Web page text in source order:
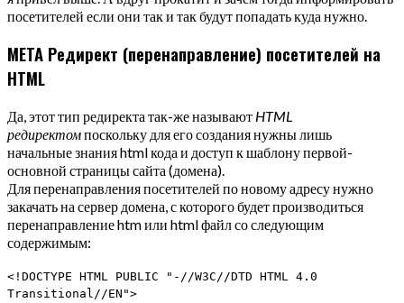
посетителей если они так и так будут попадать куда нужно.
МЕТА Редирект (перенаправление) посетителей на
HTML
Да, этот тип редиректа так-же называют HTML
редиректомпоскольку для его создания нужны лишь
начальные знания html кода и доступ к шаблону первой-
основной страницы сайта (домена).
Для перенаправления посетителей по новому адресу нужно
закачать на сервер домена, с которого будет производиться
перенаправление htm или html файл со следующим
содержимым:
<!DOCTYPE HTML PUBLIC "-//W3C//DTD HTML 4.0
Transitional//EN">